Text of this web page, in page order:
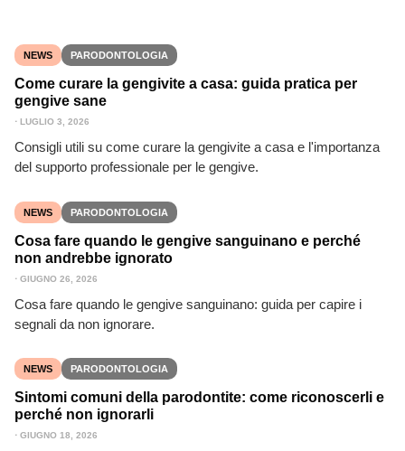
NEWS PARODONTOLOGIA
Come curare la gengivite a casa: guida pratica per
gengive sane
⋅ LUGLIO 3, 2026
Consigli utili su come curare la gengivite a casa e l'importanza
del supporto professionale per le gengive.
NEWS PARODONTOLOGIA
Cosa fare quando le gengive sanguinano e perché
non andrebbe ignorato
⋅ GIUGNO 26, 2026
Cosa fare quando le gengive sanguinano: guida per capire i
segnali da non ignorare.
NEWS PARODONTOLOGIA
Sintomi comuni della parodontite: come riconoscerli e
perché non ignorarli
⋅ GIUGNO 18, 2026